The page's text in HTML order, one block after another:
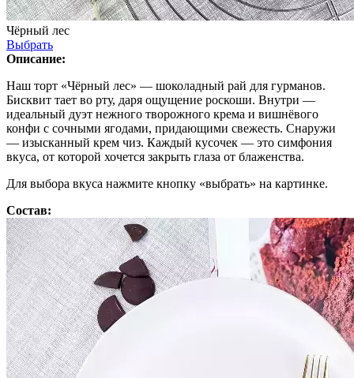
Чёрный лес
Выбрать
Описание:
Наш торт «Чёрный лес» — шоколадный рай для гурманов.
Бисквит тает во рту, даря ощущение роскоши. Внутри —
идеальный дуэт нежного творожного крема и вишнёвого
конфи с сочными ягодами, придающими свежесть. Снаружи
— изысканный крем чиз. Каждый кусочек — это симфония
вкуса, от которой хочется закрыть глаза от блаженства.
Для выбора вкуса нажмите кнопку «выбрать» на картинке.
Состав: